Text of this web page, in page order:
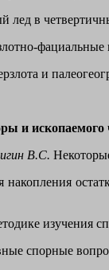
лед в
фациальные
и
и ископаемого
В.С.
накопления
изучения
спорные